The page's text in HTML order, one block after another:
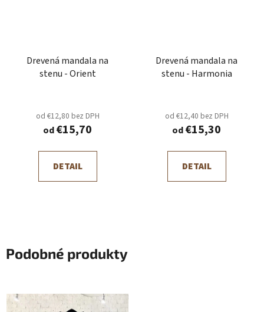
Drevená mandala na
stenu - Orient
od €12,80 bez DPH
od€15,70
DETAIL
Drevená mandala na
stenu - Harmonia
od €12,40 bez DPH
od€15,30
DETAIL
Podobné produkty